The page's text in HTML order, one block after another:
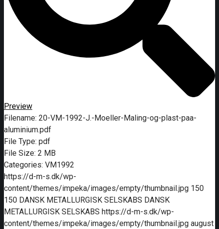
Preview
Filename: 20-VM-1992-J.-Moeller-Maling-og-plast-paa-
aluminium.pdf
File Type: pdf
File Size: 2 MB
Categories: VM1992
https://d-m-s.dk/wp-
content/themes/impeka/images/empty/thumbnail.jpg 150
150 DANSK METALLURGISK SELSKABS DANSK
METALLURGISK SELSKABS https://d-m-s.dk/wp-
content/themes/impeka/images/empty/thumbnail.jpg august